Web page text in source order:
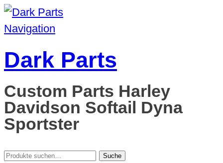
Navigation
Dark Parts
Custom Parts Harley
Davidson Softail Dyna
Sportster
Suche
Suche